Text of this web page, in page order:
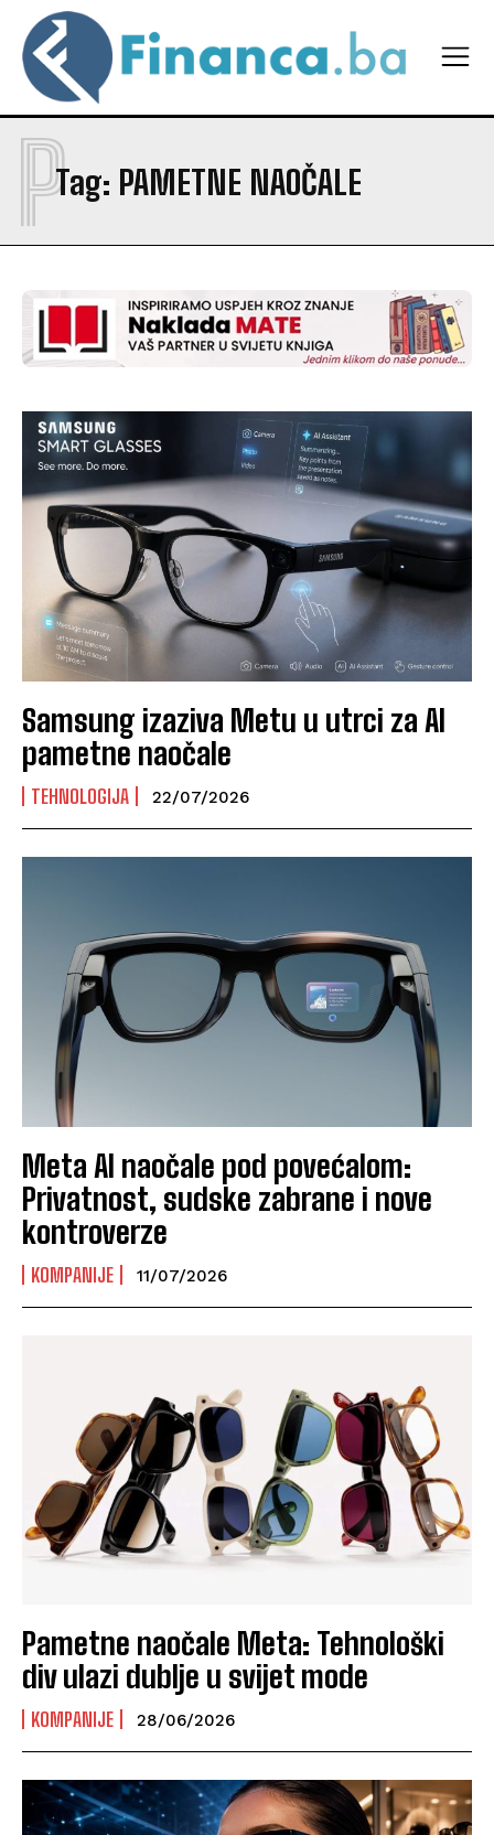
Tag: PAMETNE NAOČALE
P
Samsung izaziva Metu u utrci za AI
pametne naočale
TEHNOLOGIJA 22/07/2026
Meta AI naočale pod povećalom:
Privatnost, sudske zabrane i nove
kontroverze
KOMPANIJE 11/07/2026
Pametne naočale Meta: Tehnološki
div ulazi dublje u svijet mode
KOMPANIJE 28/06/2026